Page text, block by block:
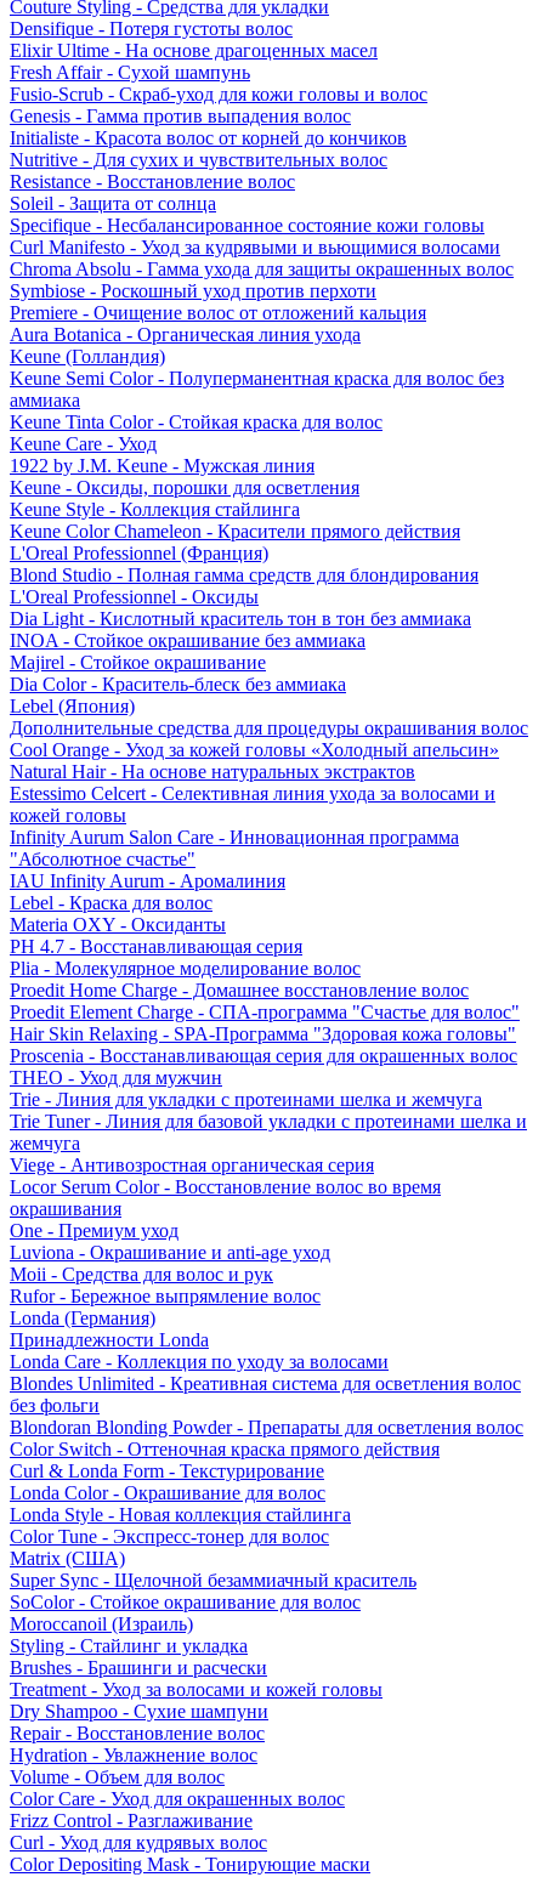
Couture Styling - Средства для укладки
Densifique - Потеря густоты волос
Elixir Ultime - На основе драгоценных масел
Fresh Affair - Сухой шампунь
Fusio-Scrub - Скраб-уход для кожи головы и волос
Genesis - Гамма против выпадения волос
Initialiste - Красота волос от корней до кончиков
Nutritive - Для сухих и чувствительных волос
Resistance - Восстановление волос
Soleil - Защита от солнца
Specifique - Несбалансированное состояние кожи головы
Curl Manifesto - Уход за кудрявыми и вьющимися волосами
Chroma Absolu - Гамма ухода для защиты окрашенных волос
Symbiose - Роскошный уход против перхоти
Premiere - Очищение волос от отложений кальция
Aura Botanica - Органическая линия ухода
Keune (Голландия)
Keune Semi Color - Полуперманентная краска для волос без
аммиака
Keune Tinta Color - Стойкая краска для волос
Keune Care - Уход
1922 by J.M. Keune - Мужская линия
Keune - Оксиды, порошки для осветления
Keune Style - Коллекция стайлинга
Keune Color Chameleon - Красители прямого действия
L'Oreal Professionnel (Франция)
Blond Studio - Полная гамма средств для блондирования
L'Oreal Professionnel - Оксиды
Dia Light - Кислотный краситель тон в тон без аммиака
INOA - Стойкое окрашивание без аммиака
Majirel - Стойкое окрашивание
Dia Color - Краситель-блеск без аммиака
Lebel (Япония)
Дополнительные средства для процедуры окрашивания волос
Cool Orange - Уход за кожей головы «Холодный апельсин»
Natural Hair - На основе натуральных экстрактов
Estessimo Celcert - Селективная линия ухода за волосами и
кожей головы
Infinity Aurum Salon Care - Инновационная программа
"Абсолютное счастье"
IAU Infinity Aurum - Аромалиния
Lebel - Краска для волос
Materia OXY - Оксиданты
PH 4.7 - Восстанавливающая серия
Plia - Молекулярное моделирование волос
Proedit Home Charge - Домашнее восстановление волос
Proedit Element Charge - СПА-программа "Счастье для волос"
Hair Skin Relaxing - SPA-Программа "Здоровая кожа головы"
Proscenia - Восстанавливающая серия для окрашенных волос
THEO - Уход для мужчин
Trie - Линия для укладки с протеинами шелка и жемчуга
Trie Tuner - Линия для базовой укладки с протеинами шелка и
жемчуга
Viege - Антивозростная органическая серия
Locor Serum Color - Восстановление волос во время
окрашивания
One - Премиум уход
Luviona - Окрашивание и anti-age уход
Moii - Средства для волос и рук
Rufor - Бережное выпрямление волос
Londa (Германия)
Принадлежности Londa
Londa Care - Коллекция по уходу за волосами
Blondes Unlimited - Креативная система для осветления волос
без фольги
Blondoran Blonding Powder - Препараты для осветления волос
Color Switch - Оттеночная краска прямого действия
Curl & Londa Form - Текстурирование
Londa Color - Окрашивание для волос
Londa Style - Новая коллекция стайлинга
Color Tune - Экспресс-тонер для волос
Matrix (США)
Super Sync - Щелочной безаммиачный краситель
SoColor - Стойкое окрашивание для волос
Moroccanoil (Израиль)
Styling - Стайлинг и укладка
Brushes - Брашинги и расчески
Treatment - Уход за волосами и кожей головы
Dry Shampoo - Сухие шампуни
Repair - Восстановление волос
Hydration - Увлажнение волос
Volume - Объем для волос
Color Care - Уход для окрашенных волос
Frizz Control - Разглаживание
Curl - Уход для кудрявых волос
Color Depositing Mask - Тонирующие маски